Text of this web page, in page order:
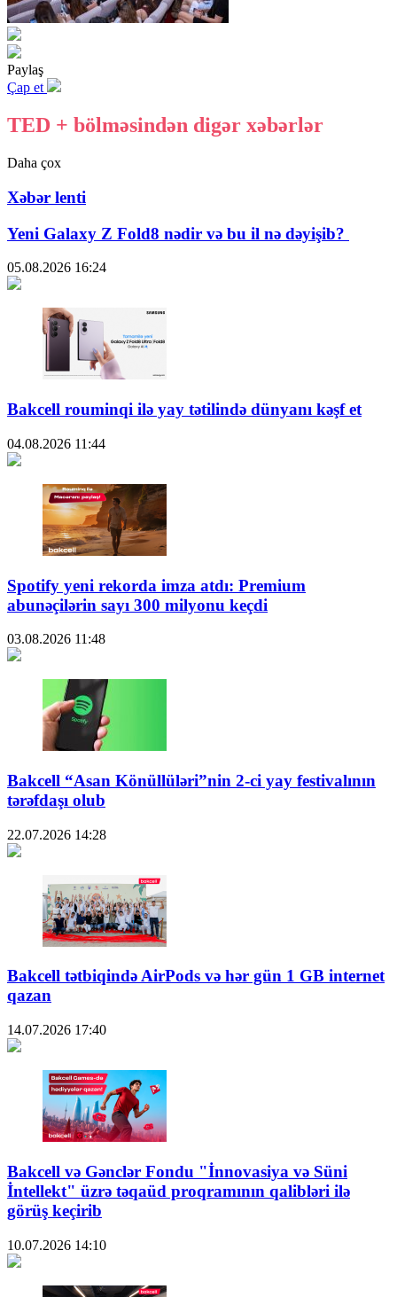
Paylaş
Çap et
TED + bölməsindən digər xəbərlər
Daha çox
Xəbər lenti
Yeni Galaxy Z Fold8 nədir və bu il nə dəyişib?
05.08.2026 16:24
Bakcell rouminqi ilə yay tətilində dünyanı kəşf et
04.08.2026 11:44
Spotify yeni rekorda imza atdı: Premium
abunəçilərin sayı 300 milyonu keçdi
03.08.2026 11:48
Bakcell “Asan Könüllüləri”nin 2-ci yay festivalının
tərəfdaşı olub
22.07.2026 14:28
Bakcell tətbiqində AirPods və hər gün 1 GB internet
qazan
14.07.2026 17:40
Bakcell və Gənclər Fondu "İnnovasiya və Süni
İntellekt" üzrə təqaüd proqramının qalibləri ilə
görüş keçirib
10.07.2026 14:10